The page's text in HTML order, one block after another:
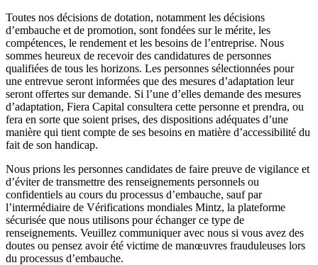
Toutes nos décisions de dotation, notamment les décisions
d’embauche et de promotion, sont fondées sur le mérite, les
compétences, le rendement et les besoins de l’entreprise. Nous
sommes heureux de recevoir des candidatures de personnes
qualifiées de tous les horizons. Les personnes sélectionnées pour
une entrevue seront informées que des mesures d’adaptation leur
seront offertes sur demande. Si l’une d’elles demande des mesures
d’adaptation, Fiera Capital consultera cette personne et prendra, ou
fera en sorte que soient prises, des dispositions adéquates d’une
manière qui tient compte de ses besoins en matière d’accessibilité du
fait de son handicap.
Nous prions les personnes candidates de faire preuve de vigilance et
d’éviter de transmettre des renseignements personnels ou
confidentiels au cours du processus d’embauche, sauf par
l’intermédiaire de Vérifications mondiales Mintz, la plateforme
sécurisée que nous utilisons pour échanger ce type de
renseignements. Veuillez communiquer avec nous si vous avez des
doutes ou pensez avoir été victime de manœuvres frauduleuses lors
du processus d’embauche.